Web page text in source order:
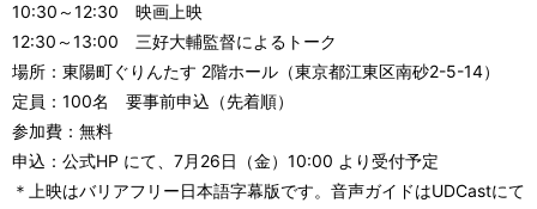
10:30～12:30 映画上映
12:30～13:00 三好大輔監督によるトーク
場所：東陽町ぐりんたす 2階ホール（東京都江東区南砂2-5-14）
定員：100名 要事前申込（先着順）
参加費：無料
申込：公式HP にて、7月26日（金）10:00 より受付予定
＊上映はバリアフリー日本語字幕版です。音声ガイドはUDCastにて